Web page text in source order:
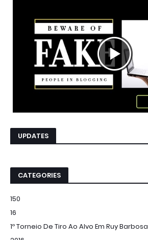
UPDATES
CATEGORIES
150
16
1º Torneio De Tiro Ao Alvo Em Ruy Barbosa